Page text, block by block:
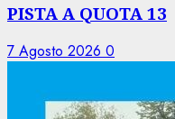
PISTA A QUOTA 13
7 Agosto 2026 0